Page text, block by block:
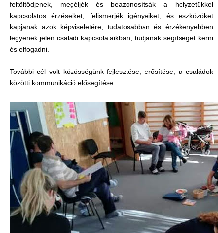
feltöltődjenek, megéljék és beazonosítsák a helyzetükkel
kapcsolatos érzéseiket, felismerjék igényeiket, és eszközöket
kapjanak azok képviseletére, tudatosabban és érzékenyebben
legyenek jelen családi kapcsolataikban, tudjanak segítséget kérni
és elfogadni.
További cél volt közösségünk fejlesztése, erősítése, a családok
közötti kommunikáció elősegítése.